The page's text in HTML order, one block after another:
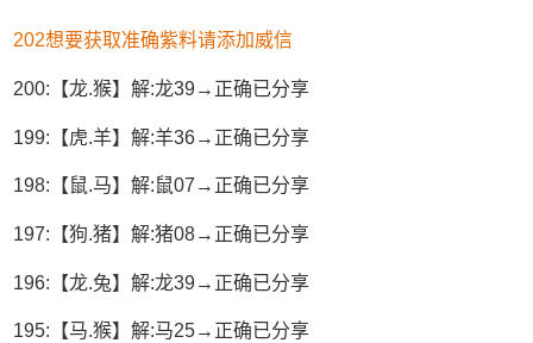
202想要获取准确紫料请添加威信
200:【龙.猴】解:龙39→正确已分享
199:【虎.羊】解:羊36→正确已分享
198:【鼠.马】解:鼠07→正确已分享
197:【狗.猪】解:猪08→正确已分享
196:【龙.兔】解:龙39→正确已分享
195:【马.猴】解:马25→正确已分享